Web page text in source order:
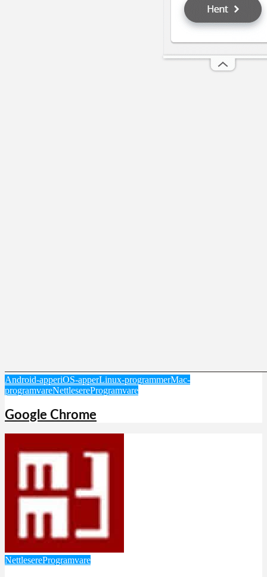
Android-apperiOS-apperLinux-programmerMac-
programvareNettlesereProgramvare
Google Chrome
NettlesereProgramvare